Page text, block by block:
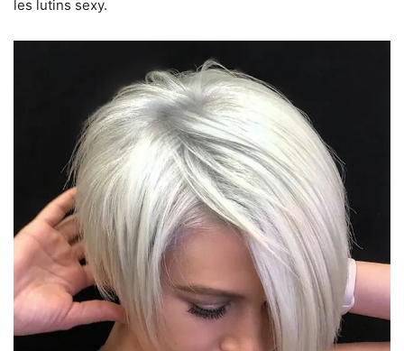
les lutins sexy.